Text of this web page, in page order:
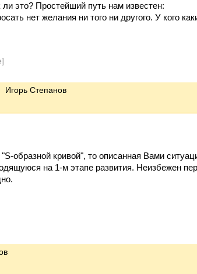
это? Простейший путь нам известен:
нет желания ни того ни другого. У кого
Игорь Степанов
образной кривой", то описанная Вами
на 1-м этапе развития. Неизбежен